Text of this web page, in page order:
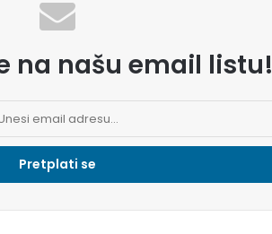
na našu email listu!